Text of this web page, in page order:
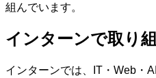
組んでいます。
インターンで取り
インターンでは、IT・Web・